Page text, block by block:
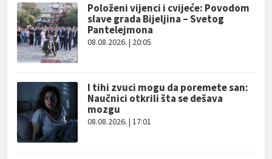
Položeni vijenci i cvijeće: Povodom
slave grada Bijeljina – Svetog
Pantelejmona
08.08.2026. | 20:05
I tihi zvuci mogu da poremete san:
Naučnici otkrili šta se dešava
mozgu
08.08.2026. | 17:01